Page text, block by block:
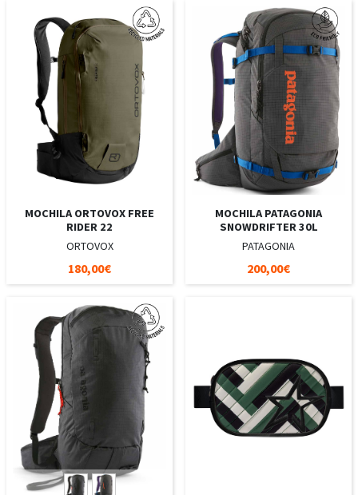
MOCHILA ORTOVOX FREE
RIDER 22
ORTOVOX
180,00€
MOCHILA PATAGONIA
SNOWDRIFTER 30L
PATAGONIA
200,00€